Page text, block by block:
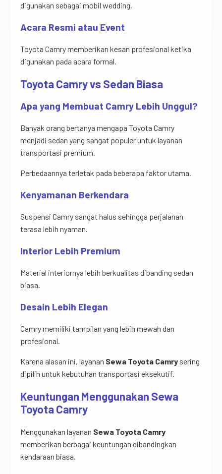
digunakan sebagai mobil wedding.
Acara Resmi atau Event
Toyota Camry memberikan kesan profesional ketika
digunakan pada acara formal.
Toyota Camry vs Sedan Biasa
Apa yang Membuat Camry Lebih Unggul?
Banyak orang bertanya mengapa Toyota Camry
menjadi sedan yang sangat populer untuk layanan
transportasi premium.
Perbedaannya terletak pada beberapa faktor utama.
Kenyamanan Berkendara
Suspensi Camry sangat halus sehingga perjalanan
terasa lebih nyaman.
Interior Lebih Premium
Material interiornya lebih berkualitas dibanding sedan
biasa.
Desain Lebih Elegan
Camry memiliki tampilan yang lebih mewah dan
profesional.
Karena alasan ini, layanan Sewa Toyota Camry sering
dipilih untuk kebutuhan transportasi eksekutif.
Keuntungan Menggunakan Sewa
Toyota Camry
Menggunakan layanan Sewa Toyota Camry
memberikan berbagai keuntungan dibandingkan
kendaraan biasa.